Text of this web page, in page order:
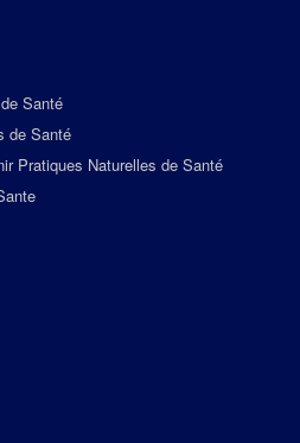
Santé
de Santé
Pratiques Naturelles de Santé